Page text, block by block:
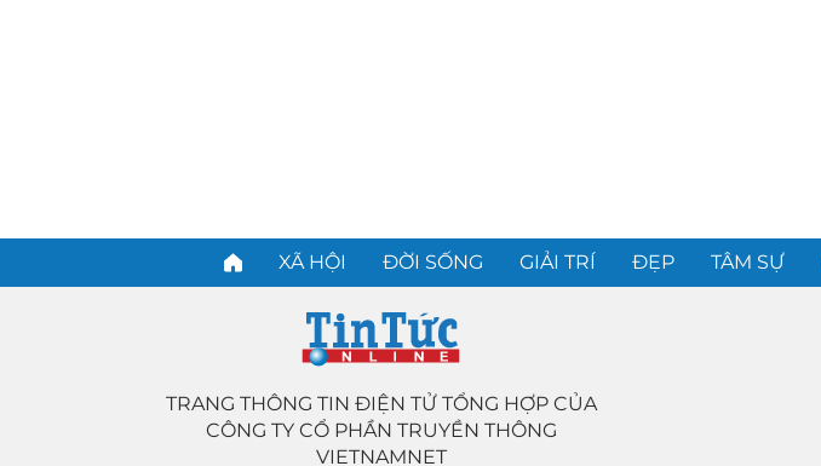
XÃ HỘI ĐỜI SỐNG GIẢI TRÍ ĐẸP TÂM SỰ
TRANG THÔNG TIN ĐIỆN TỬ TỔNG HỢP CỦA
CÔNG TY CỔ PHẦN TRUYỀN THÔNG
VIETNAMNET